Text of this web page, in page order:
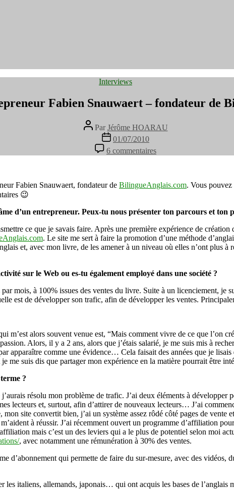
Catégories
Interviews
Fabien Snauwaert – fondateur de
Auteur
de
l’article
Par Jérôme HOARAU
Date
de
l’article
01/07/2010
6 commentaires
Interview
Fabien
fondateur
BilingueAnglais.com
Fabien Snauwaert, fondateur de BilingueAnglais.com. Vous
😉
d’un entrepreneur. Peux-tu nous présenter ton parcours et ton
ce que je savais faire. Après une première expérience de
. Le site me sert à faire la promotion d’une méthode
et, avec mon livre, de les amener à un niveau où elles n’ont plus
sur le Web ou es-tu également employé dans une société ?
mois, à 100% issues des ventes du livre. Suite à un licenciement, je
est de développer son trafic, afin de développer les ventes.
alors souvent venue est, “Mais comment vivre de ce que l’on
Alors, il y a 2 ans, alors que j’étais salarié, je me suis mis à
apparaître comme une évidence… Cela faisait des années que je
suis dis que partager mon expérience en la matière pourrait être
?
résolu mon problème de trafic. J’ai deux éléments à développer
lecteurs et, surtout, afin d’attirer de nouveaux lecteurs… J’ai
mon site convertit bien, j’ai un système assez rôdé côté pages de
à réussir. J’ai récemment ouvert un programme d’affiliation
mais c’est un des leviers qui a le plus de potentiel selon moi
, avec notamment une rémunération à 30% des ventes.
d’abonnement qui permette de faire du sur-mesure, avec des vidéos,
les italiens, allemands, japonais… qui ont acquis les bases de l’anglais